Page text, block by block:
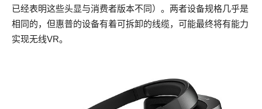
已经表明这些头显与消费者版本不同）。两者设备规格几乎是
相同的，但惠普的设备有着可拆卸的线缆，可能最终将有能力
实现无线VR。